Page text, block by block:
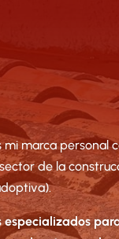
mi marca personal
de la
especializados